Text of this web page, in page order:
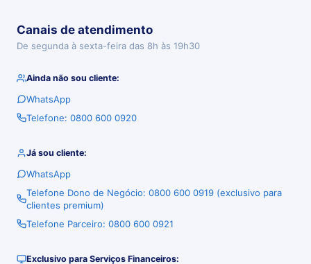
Canais de atendimento
De segunda à sexta-feira das 8h às 19h30
Ainda não sou cliente:
WhatsApp
Telefone: 0800 600 0920
Já sou cliente:
WhatsApp
Telefone Dono de Negócio: 0800 600 0919 (exclusivo para
clientes premium)
Telefone Parceiro: 0800 600 0921
Exclusivo para Serviços Financeiros: